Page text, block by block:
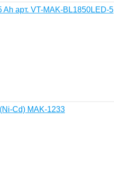
арт. VT-MAK-BL1850LED-5
Cd) MAK-1233